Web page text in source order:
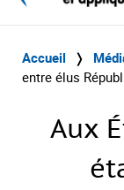
Accueil ❭
entre élus
Aux